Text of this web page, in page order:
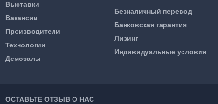
Выставки
Вакансии
Производители
Технологии
Демозалы
Безналичный перевод
Банковская гарантия
Лизинг
Индивидуальные условия
ОСТАВЬТЕ ОТЗЫВ О НАС